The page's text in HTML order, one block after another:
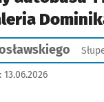
13.06.2026